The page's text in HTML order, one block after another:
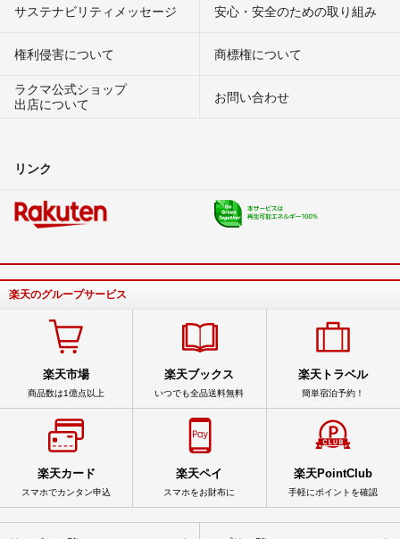
サステナビリティメッセージ 安心・安全のための取り組み
権利侵害について
商標権について
ラクマ公式ショップ
出店について
お問い合わせ
リンク
楽天のグループサービス
楽天市場
商品数は1億点以上
楽天ブックス
いつでも全品送料無料
楽天トラベル
簡単宿泊予約！
楽天カード
スマホでカンタン申込
楽天ペイ
スマホをお財布に
楽天PointClub
手軽にポイントを確認